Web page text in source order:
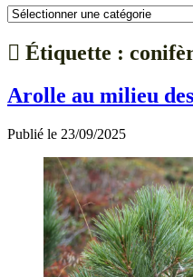
Catégories
Étiquette :
Arolle au milieu
Publié le 23/09/2025